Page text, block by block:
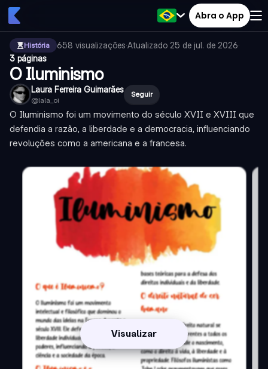
Abra o App
História 658 visualizações·Atualizado 25 de jul. de 2026·
3 páginas
O Iluminismo
Laura Ferreira Guimarães
@lala_oi
Seguir
O Iluminismo foi um movimento do século XVII e XVIII que
defendia a razão, a liberdade e a democracia, influenciando
revoluções como a americana e a francesa.
Visualizar